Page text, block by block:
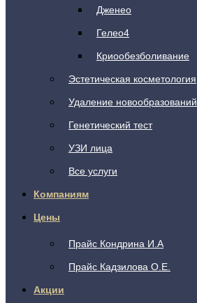
Дженео
Гелео4
Криообезболивание
Эстетическая косметология
Удаление новообразований
Генетический тест
УЗИ лица
Все услуги
Компаниям
Цены
Прайс Кондрина И.А
Прайс Кадзилова О.Е.
Акции